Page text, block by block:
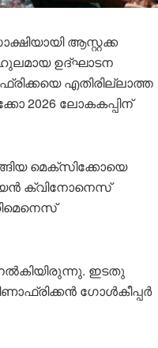
ആസ്റ്റക്ക
ഉദ്ഘാടന
എതിരില്ലാത്ത
2026 ലോകകപ്പിന്
മെക്‌സിക്കോയെ
ക്വിനോനെസ്
നൽകിയിരുന്നു. ഇടതു
ഗോൾകീപ്പർ